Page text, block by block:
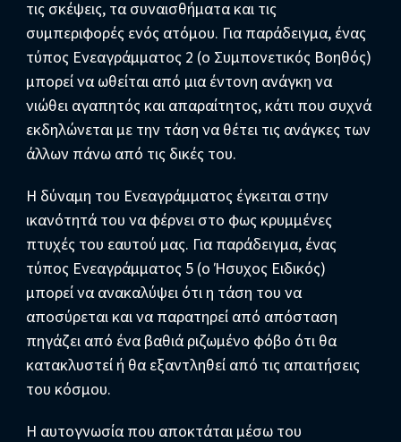
τις σκέψεις, τα συναισθήματα και τις
συμπεριφορές ενός ατόμου. Για παράδειγμα, ένας
τύπος Ενεαγράμματος 2 (ο Συμπονετικός Βοηθός)
μπορεί να ωθείται από μια έντονη ανάγκη να
νιώθει αγαπητός και απαραίτητος, κάτι που συχνά
εκδηλώνεται με την τάση να θέτει τις ανάγκες των
άλλων πάνω από τις δικές του.
Η δύναμη του Ενεαγράμματος έγκειται στην
ικανότητά του να φέρνει στο φως κρυμμένες
πτυχές του εαυτού μας. Για παράδειγμα, ένας
τύπος Ενεαγράμματος 5 (ο Ήσυχος Ειδικός)
μπορεί να ανακαλύψει ότι η τάση του να
αποσύρεται και να παρατηρεί από απόσταση
πηγάζει από ένα βαθιά ριζωμένο φόβο ότι θα
κατακλυστεί ή θα εξαντληθεί από τις απαιτήσεις
του κόσμου.
Η αυτογνωσία που αποκτάται μέσω του